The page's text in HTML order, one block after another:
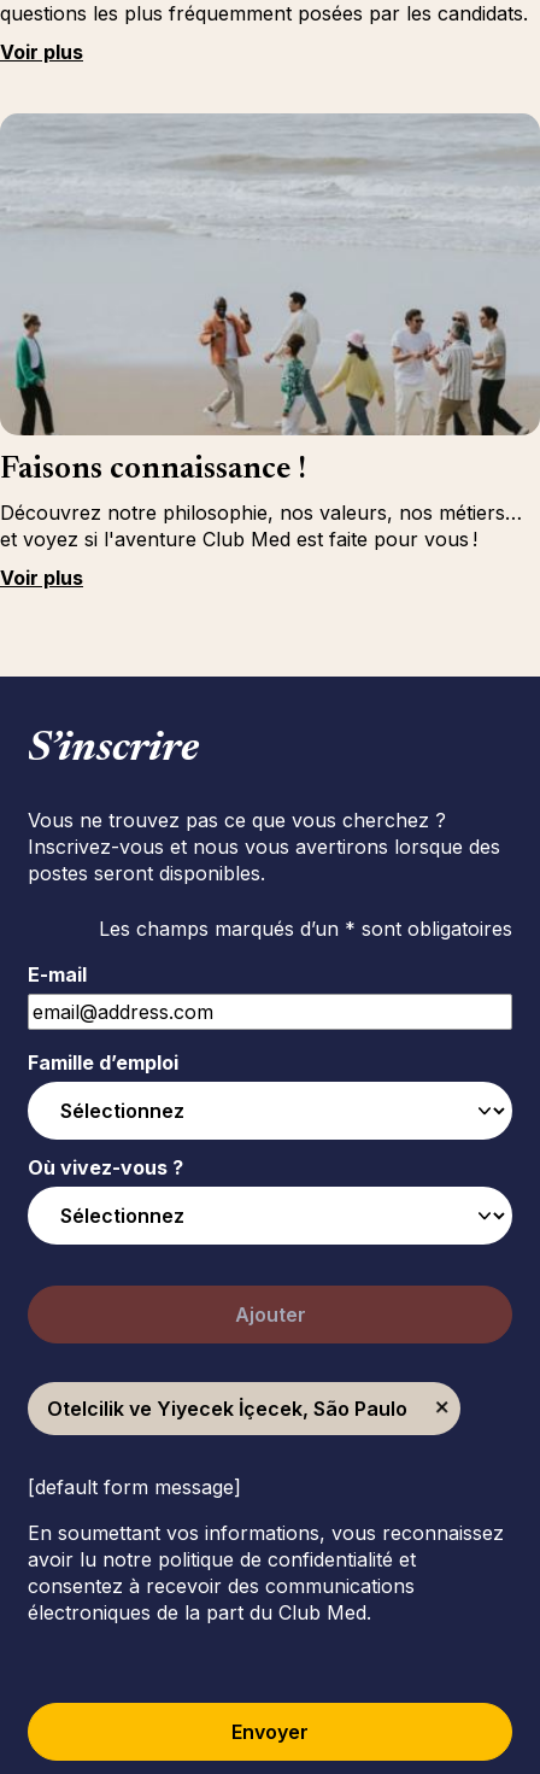
questions les plus fréquemment posées par les candidats.
Voir plus
Faisons connaissance !
Découvrez notre philosophie, nos valeurs, nos métiers…
et voyez si l'aventure Club Med est faite pour vous !
Voir plus
S’inscrire
Vous ne trouvez pas ce que vous cherchez ?
Inscrivez-vous et nous vous avertirons lorsque des
postes seront disponibles.
Les champs marqués d’un * sont obligatoires
E-mail
Famille d’emploi
Où vivez-vous ?
Ajouter
Otelcilik ve Yiyecek İçecek, São Paulo
[default form message]
En soumettant vos informations, vous reconnaissez
avoir lu notre politique de confidentialité et
consentez à recevoir des communications
électroniques de la part du Club Med.
Envoyer